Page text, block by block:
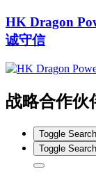
HK Dragon
诚守信
战略合作伙
Toggle Search
Toggle Search